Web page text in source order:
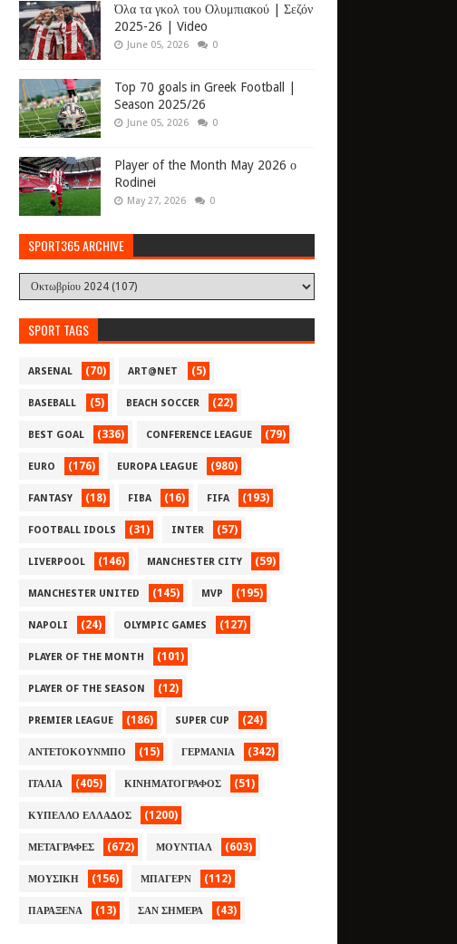
Όλα τα γκολ του Ολυμπιακού | Σεζόν
2025-26 | Video
June 05, 2026 0
Top 70 goals in Greek Football |
Season 2025/26
June 05, 2026 0
Player of the Month May 2026 ο
Rodinei
May 27, 2026 0
SPORT365 ARCHIVE
SPORT TAGS
ARSENAL (70) ART@NET (5)
BASEBALL (5) BEACH SOCCER (22)
BEST GOAL (336) CONFERENCE LEAGUE (79)
EURO (176) EUROPA LEAGUE (980)
FANTASY (18) FIBA (16) FIFA (193)
FOOTBALL IDOLS (31) INTER (57)
LIVERPOOL (146) MANCHESTER CITY (59)
MANCHESTER UNITED (145) MVP (195)
NAPOLI (24) OLYMPIC GAMES (127)
PLAYER OF THE MONTH (101)
PLAYER OF THE SEASON (12)
PREMIER LEAGUE (186) SUPER CUP (24)
ΑΝΤΕΤΟΚΟΥΝΜΠΟ (15) ΓΕΡΜΑΝΙΑ (342)
ΙΤΑΛΙΑ (405) ΚΙΝΗΜΑΤΟΓΡΑΦΟΣ (51)
ΚΥΠΕΛΛΟ ΕΛΛΑΔΟΣ (1200)
ΜΕΤΑΓΡΑΦΕΣ (672) ΜΟΥΝΤΙΑΛ (603)
ΜΟΥΣΙΚΗ (156) ΜΠΑΓΕΡΝ (112)
ΠΑΡΑΞΕΝΑ (13) ΣΑΝ ΣΗΜΕΡΑ (43)